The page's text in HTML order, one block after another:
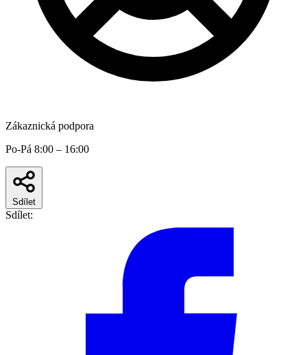
Zákaznická podpora
Po-Pá 8:00 – 16:00
Sdílet
Sdílet: